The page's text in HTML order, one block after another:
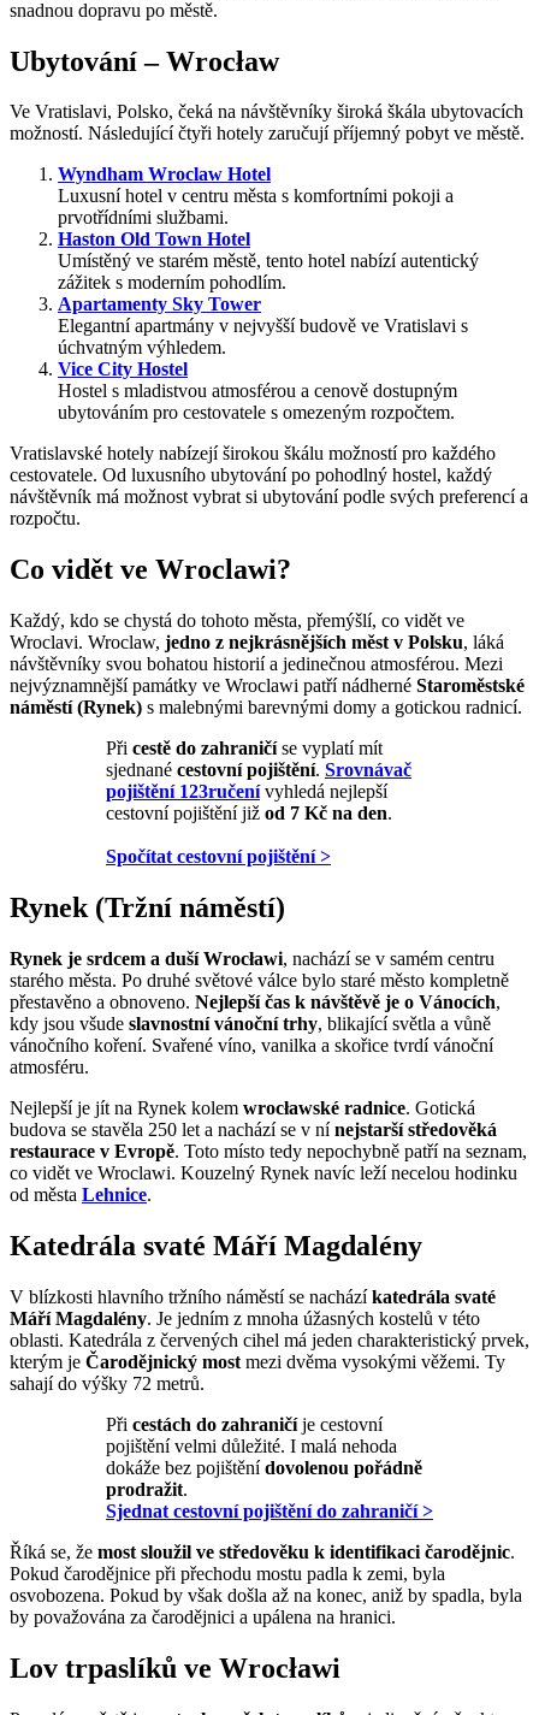
snadnou dopravu po městě.
Ubytování – Wrocław
Ve Vratislavi, Polsko, čeká na návštěvníky široká škála ubytovacích
možností. Následující čtyři hotely zaručují příjemný pobyt ve městě.
Wyndham Wroclaw Hotel
Luxusní hotel v centru města s komfortními pokoji a
prvotřídními službami.
Haston Old Town Hotel
Umístěný ve starém městě, tento hotel nabízí autentický
zážitek s moderním pohodlím.
Apartamenty Sky Tower
Elegantní apartmány v nejvyšší budově ve Vratislavi s
úchvatným výhledem.
Vice City Hostel
Hostel s mladistvou atmosférou a cenově dostupným
ubytováním pro cestovatele s omezeným rozpočtem.
Vratislavské hotely nabízejí širokou škálu možností pro každého
cestovatele. Od luxusního ubytování po pohodlný hostel, každý
návštěvník má možnost vybrat si ubytování podle svých preferencí a
rozpočtu.
Co vidět ve Wroclawi?
Každý, kdo se chystá do tohoto města, přemýšlí, co vidět ve
Wroclavi. Wroclaw, jedno z nejkrásnějších měst v Polsku, láká
návštěvníky svou bohatou historií a jedinečnou atmosférou. Mezi
nejvýznamnější památky ve Wroclawi patří nádherné Staroměstské
náměstí (Rynek) s malebnými barevnými domy a gotickou radnicí.
Při cestě do zahraničíse vyplatí mít
sjednané cestovní pojištění. Srovnávač
pojištění 123ručenívyhledá nejlepší
cestovní pojištění již od 7 Kč na den.
Spočítat cestovní pojištění >
Rynek (Tržní náměstí)
Rynek je srdcem a duší Wrocławi, nachází se v samém centru
starého města. Po druhé světové válce bylo staré město kompletně
přestavěno a obnoveno. Nejlepší čas k návštěvě je o Vánocích,
kdy jsou všude slavnostní vánoční trhy, blikající světla a vůně
vánočního koření. Svařené víno, vanilka a skořice tvrdí vánoční
atmosféru.
Nejlepší je jít na Rynek kolem wrocławské radnice. Gotická
budova se stavěla 250 let a nachází se v nínejstarší středověká
restaurace v Evropě. Toto místo tedy nepochybně patří na seznam,
co vidět ve Wroclawi. Kouzelný Rynek navíc leží necelou hodinku
od města Lehnice.
Katedrála svaté Máří Magdalény
V blízkosti hlavního tržního náměstí se nacházíkatedrála svaté
Máří Magdalény. Je jedním z mnoha úžasných kostelů v této
oblasti. Katedrála z červených cihel má jeden charakteristický prvek,
kterým je Čarodějnický most mezi dvěma vysokými věžemi. Ty
sahají do výšky 72 metrů.
Při cestách do zahraničíje cestovní
pojištění velmi důležité. I malá nehoda
dokáže bez pojištěnídovolenou pořádně
prodražit.
Sjednat cestovní pojištění do zahraničí >
Říká se, že most sloužil ve středověku k identifikaci čarodějnic.
Pokud čarodějnice při přechodu mostu padla k zemi, byla
osvobozena. Pokud by však došla až na konec, aniž by spadla, byla
by považována za čarodějnici a upálena na hranici.
Lov trpaslíků ve Wrocławi